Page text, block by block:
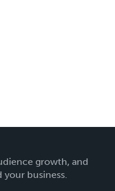
growth, and
business.